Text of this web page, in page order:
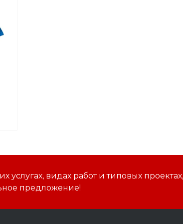
услугах, видах работ и типовых
предложение!